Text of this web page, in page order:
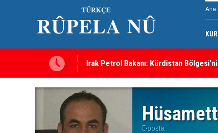
Ana
Irak Petrol Bakanı: Kürdistan
Süleymaniye’de Komele karargahına
E-posta: